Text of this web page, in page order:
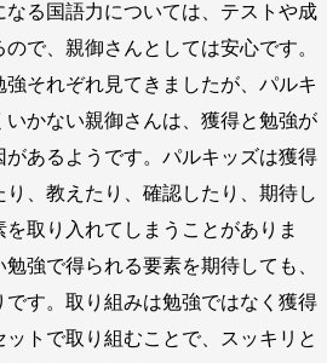
る国語力については、テストや成
で、親御さんとしては安心です。
それぞれ見てきましたが、パルキ
いかない親御さんは、獲得と勉強が
あるようです。パルキッズは獲得
、教えたり、確認したり、期待し
取り入れてしまうことがありま
強で得られる要素を期待しても、
です。取り組みは勉強ではなく獲得
トで取り組むことで、スッキリと